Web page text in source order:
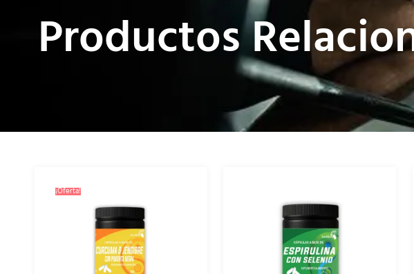
Productos
¡Oferta!